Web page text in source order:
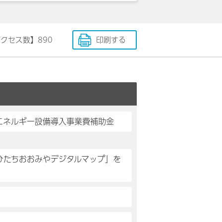
セス数】 890 印刷する
ルギー設備導入事業費補助金
ちおおみやデジタルマップ」を